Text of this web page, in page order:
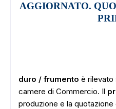
AGGIORNATO.
duro / frumento è rilevato
camere di Commercio. Il
produzione e la